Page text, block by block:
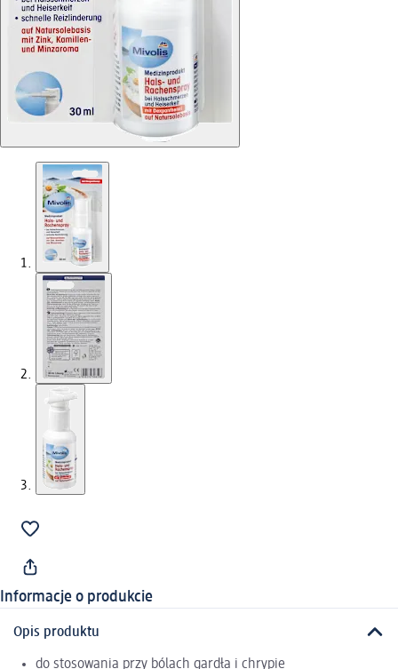
Informacje o produkcie
Opis produktu
do stosowania przy bólach gardła i chrypie